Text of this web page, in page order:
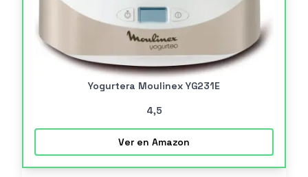
Yogurtera Moulinex YG231E
4,5
Ver en Amazon